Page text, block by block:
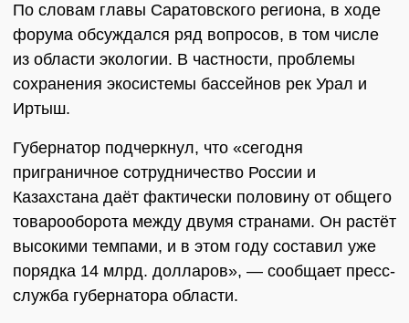
По словам главы Саратовского региона, в ходе
форума обсуждался ряд вопросов, в том числе
из области экологии. В частности, проблемы
сохранения экосистемы бассейнов рек Урал и
Иртыш.
Губернатор подчеркнул, что «сегодня
приграничное сотрудничество России и
Казахстана даёт фактически половину от общего
товарооборота между двумя странами. Он растёт
высокими темпами, и в этом году составил уже
порядка 14 млрд. долларов», — сообщает пресс-
служба губернатора области.